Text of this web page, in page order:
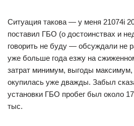
Ситуация такова — у меня 21074i
поставил ГБО (о достоинствах и
говорить не буду — обсуждали не
уже больше года езжу на
затрат минимум, выгоды
окупилась уже дважды. Забыл
установки ГБО пробег был около
тыс.